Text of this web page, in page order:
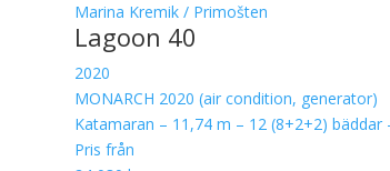
Marina Kremik / Primošten
Lagoon 40
2020
MONARCH 2020 (air condition, generator)
Katamaran – 11,74 m – 12 (8+2+2) bäddar
Pris från